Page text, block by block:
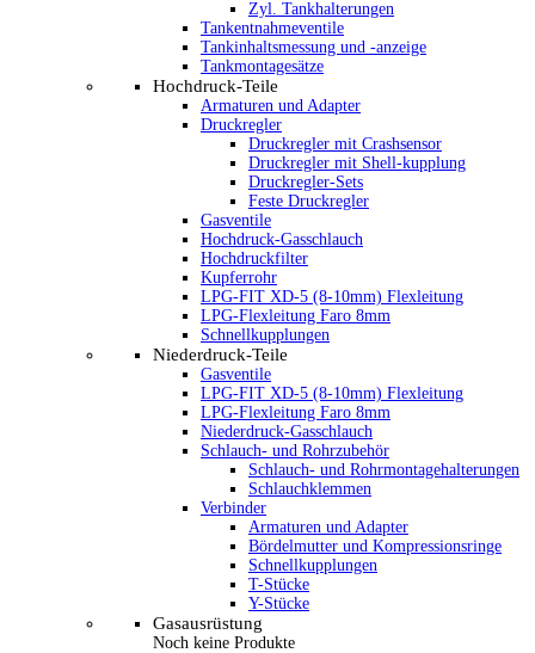
Zyl. Tankhalterungen
Tankentnahmeventile
Tankinhaltsmessung und -anzeige
Tankmontagesätze
Hochdruck-Teile
Armaturen und Adapter
Druckregler
Druckregler mit Crashsensor
Druckregler mit Shell-kupplung
Druckregler-Sets
Feste Druckregler
Gasventile
Hochdruck-Gasschlauch
Hochdruckfilter
Kupferrohr
LPG-FIT XD-5 (8-10mm) Flexleitung
LPG-Flexleitung Faro 8mm
Schnellkupplungen
Niederdruck-Teile
Gasventile
LPG-FIT XD-5 (8-10mm) Flexleitung
LPG-Flexleitung Faro 8mm
Niederdruck-Gasschlauch
Schlauch- und Rohrzubehör
Schlauch- und Rohrmontagehalterungen
Schlauchklemmen
Verbinder
Armaturen und Adapter
Bördelmutter und Kompressionsringe
Schnellkupplungen
T-Stücke
Y-Stücke
Gasausrüstung
Noch keine Produkte